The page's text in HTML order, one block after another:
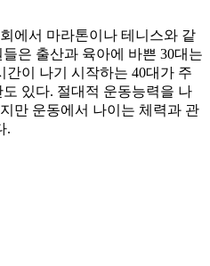
에서 마라톤이나 테니스와 같
은 출산과 육아에 바쁜 30대는
이 나기 시작하는 40대가 주
있다. 절대적 운동능력을 나
만 운동에서 나이는 체력과 관
.